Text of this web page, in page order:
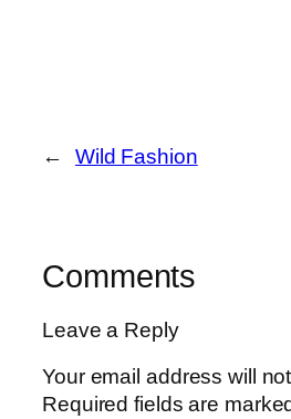
← Wild Fashion
Comments
Leave a Reply
Your email address will
Required fields are